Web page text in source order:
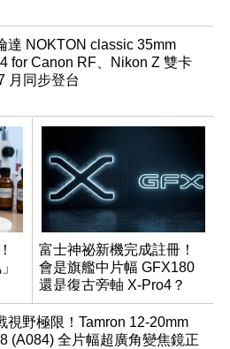
達 NOKTON classic 35mm
for Canon RF、Nikon Z 雙卡
月同步登台
富士神祕新機完成註冊！
會是旗艦中片幅 GFX180
還是復古旁軸 X-Pro4？
視野極限！Tamron 12-20mm
(A084) 全片幅超廣角變焦鏡正